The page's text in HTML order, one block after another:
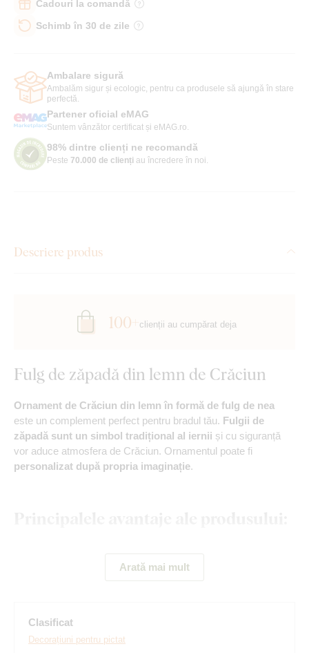
Cadouri la comandă
Schimb în 30 de zile
Ambalare sigură
Ambalăm sigur și ecologic, pentru ca produsele să ajungă în stare
perfectă.
Partener oficial eMAG
Suntem vânzător certificat și eMAG.ro.
98% dintre clienți ne recomandă
Peste 70.000 de clienți au încredere în noi.
Descriere produs
Fulg de zăpadă din lemn de Crăciun
Ornament de Crăciun din lemn în formă de fulg de nea
este un complement perfect pentru bradul tău. Fulgii de
zăpadă sunt un simbol tradițional al iernii și cu siguranță
vor aduce atmosfera de Crăciun. Ornamentul poate fi
personalizat după propria imaginație.
Material natural ecologic
Arată mai mult
100+ clienții au cumpărat deja
Clasificat
Decorațiuni pentru pictat